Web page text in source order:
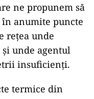
ne propunem să
anumite puncte
rețea unde
unde agentul
insuficienți.
termice din